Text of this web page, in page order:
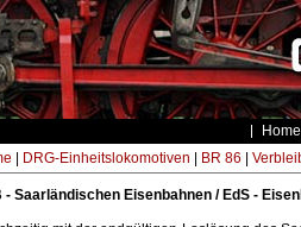
Home
DRG-Einheitslokomotiven BR 86
- Saarländischen Eisenbahnen / EdS -